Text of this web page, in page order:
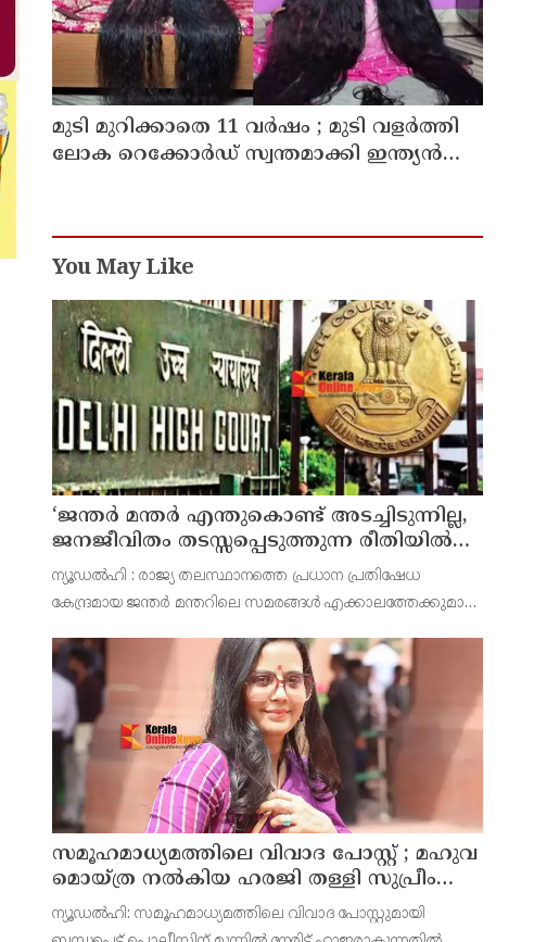
മുടി മുറിക്കാതെ 11 വർഷം ; മുടി വളർത്തി
ലോക റെക്കോർഡ് സ്വന്തമാക്കി ഇന്ത്യൻ
You May Like
‘ജന്തർ മന്തർ എന്തുകൊണ്ട് അടച്ചിടുന്നില്ല,
ജനജീവിതം തടസ്സപ്പെടുത്തുന്ന രീതിയിൽ
സമരകേന്ദ്രങ്ങൾ ഡൽഹിക്കുള്ളിൽ
പ്രവർത്തിക്കാൻ അനുവദിക്കരുത്’ ; കേന്ദ്ര
സർക്കാറിനോട് ഡൽഹി ഹൈകോടതി
ന്യൂഡൽഹി : രാജ്യ തലസ്ഥാനത്തെ പ്രധാന പ്രതിഷേധ
കേന്ദ്രമായ ജന്തർ മന്തറിലെ സമരങ്ങൾ എക്കാലത്തേക്കുമായി
ആലോചിക്കുന്നില്ലെന്ന് കേന്ദ്ര സർക്കാരിനോട് ഡൽഹി
ഹൈക്കോടതി.
സമൂഹമാധ്യമത്തിലെ വിവാദ പോസ്റ്റ് ; മഹുവ
മൊയ്ത്ര നൽകിയ ഹരജി തള്ളി സുപ്രീം
കോടതി
ന്യൂഡൽഹി: സമൂഹമാധ്യമത്തിലെ വിവാദ പോസ്റ്റുമായി